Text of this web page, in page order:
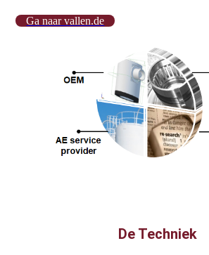
Ga naar vallen.de
De Techniek